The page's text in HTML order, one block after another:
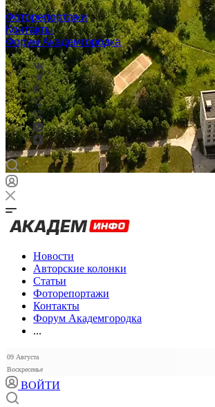
Фоторепортажи
Контакты
Форум Академгородка
Новости
Авторские колонки
Статьи
Фоторепортажи
Контакты
Форум Академгородка
...
09 Августа
Воскресенье
ВОЙТИ